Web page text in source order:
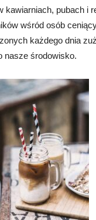
kawiarniach, pubach i
wśród osób
każdego dnia
nasze środowisko.